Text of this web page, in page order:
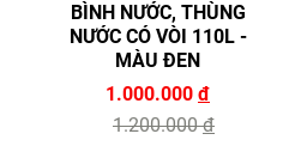
BÌNH NƯỚC, THÙNG
NƯỚC CÓ VÒI 110L -
MÀU ĐEN
1.000.000 đ
1.200.000đ